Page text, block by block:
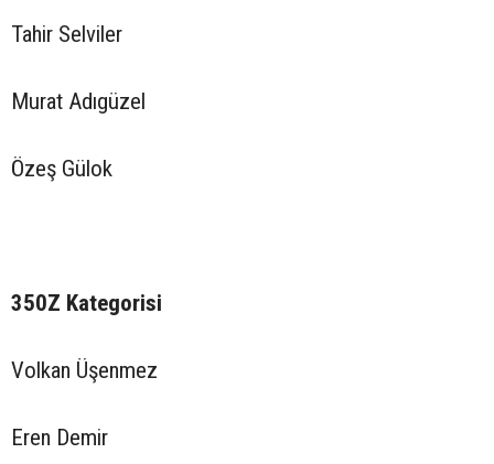
Tahir Selviler
Murat Adıgüzel
Özeş Gülok
350Z Kategorisi
Volkan Üşenmez
Eren Demir